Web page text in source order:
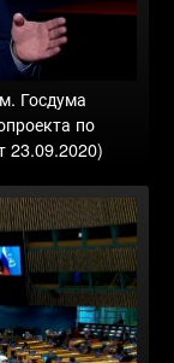
Госдума
по
23.09.2020)